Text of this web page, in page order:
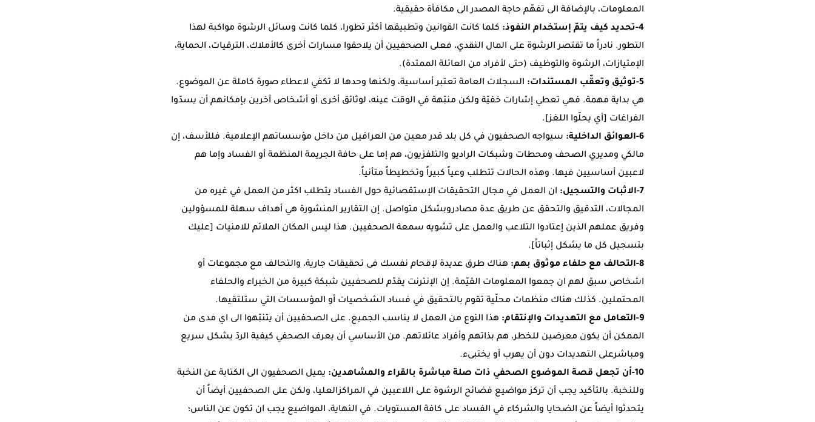
المعلومات، بالإضافة الى تفهّم حاجة المصدر الى مكافأة حقيقية.
4- تحديد كيف يتمّ إستخدام النفوذ: كلما كانت القوانين وتطبيقها أكثر تطورا، كلما كانت وسائل الرشوة مواكبة لهذا
التطور. نادراً ما تقتصر الرشوة على المال النقدي، فعلى الصحفيين أن يلاحقوا مسارات أخرى كالأملاك، الترقيات، الحماية،
الإمتيازات، الرشوة والتوظيف (حتى لأفراد من العائلة الممتدة).
5- توثيق وتعقّب المستندات: السجلات العامة تعتبر أساسية، ولكنها وحدها لا تكفي لاعطاء صورة كاملة عن الموضوع.
هي بداية مهمة. فهي تعطي إشارات خفيّة ولكن منبّهة في الوقت عينه، لوثائق أخرى أو أشخاص آخرين بإمكانهم أن يسدّوا
الفراغات [أي يحلّوا اللغز].
6- العوائق الداخلية: سيواجه الصحفيون في كل بلد قدر معين من العراقيل من داخل مؤسساتهم الإعلامية. فللأسف، إن
مالكي ومديري الصحف ومحطات وشبكات الراديو والتلفزيون، هم إما على حافة الجريمة المنظمة أو الفساد وإما هم
لاعبين أساسيين فيها. وهذه الحالات تتطلب وعياً كبيراً وتخطيطاً متأنياً.
7- الاثبات والتسجيل: ان العمل في مجال التحقيقات الإستقصائية حول الفساد يتطلب اكثر من العمل في غيره من
المجالات، التدقيق والتحقق عن طريق عدة مصادروبشكل متواصل. إن التقارير المنشورة هي أهداف سهلة للمسؤولين
وفريق عملهم الذين إعتادوا التلاعب والعمل على تشويه سمعة الصحفيين. هذا ليس المكان الملائم للامنيات [عليك
بتسجيل كل ما يشكل إثباتاً].
8- التحالف مع حلفاء موثوق بهم: هناك طرق عديدة لإقحام نفسك فى تحقيقات جارية، والتحالف مع مجموعات أو
اشخاص سبق لهم ان جمعوا المعلومات القيّمة. إن الإنترنت يقدّم للصحفيين شبكة كبيرة من الخبراء والحلفاء
المحتملين. كذلك هناك منظمات محلّية تقوم بالتحقيق في فساد الشخصيات أو المؤسسات التي ستلتقيها.
9- التعامل مع التهديدات والإنتقام: هذا النوع من العمل لا يناسب الجميع. على الصحفيين أن يتنبّهوا الى اي مدى من
الممكن أن يكون معرضين للخطر، هم بذاتهم وأفراد عائلاتهم. من الأساسي أن يعرف الصحفي كيفية الردّ بشكل سريع
ومباشرعلى التهديدات دون أن يهرب أو يختبىء.
10- أن تجعل قصة الموضوع الصحفي ذات صلة مباشرة بالقراء والمشاهدين: يميل الصحفيون الى الكتابة عن النخبة
وللنخبة. بالتأكيد يجب أن تركز مواضيع فضائح الرشوة على اللاعبين في المراكزالعليا، ولكن على الصحفيين أيضاً أن
يتحدثوا أيضاً عن الضحايا والشركاء في الفساد على كافة المستويات. في النهاية، المواضيع يجب ان تكون عن الناس؛